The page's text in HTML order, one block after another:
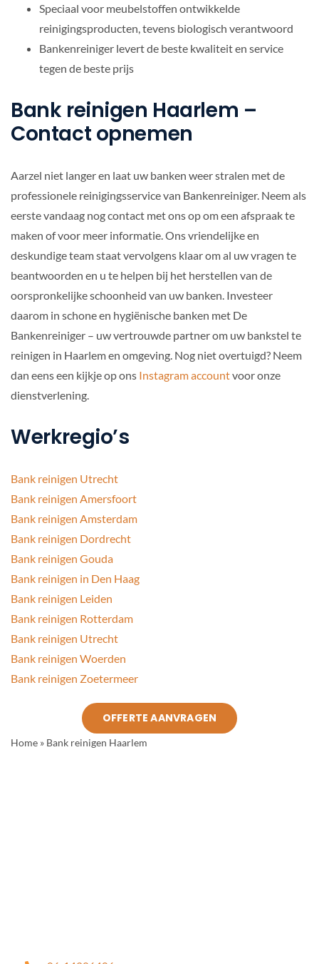
Speciaal voor meubelstoffen ontwikkelde
reinigingsproducten, tevens biologisch verantwoord
Bankenreiniger levert de beste kwaliteit en service
tegen de beste prijs
Bank reinigen Haarlem –
Contact opnemen
Aarzel niet langer en laat uw banken weer stralen met de
professionele reinigingsservice van Bankenreiniger. Neem als
eerste vandaag nog contact met ons op om een afspraak te
maken of voor meer informatie. Ons vriendelijke en
deskundige team staat vervolgens klaar om al uw vragen te
beantwoorden en u te helpen bij het herstellen van de
oorspronkelijke schoonheid van uw banken. Investeer
daarom in schone en hygiënische banken met De
Bankenreiniger – uw vertrouwde partner om uw bankstel te
reinigen in Haarlem en omgeving. Nog niet overtuigd? Neem
dan eens een kijkje op ons Instagram accountvoor onze
dienstverlening.
Werkregio’s
Bank reinigen Utrecht
Bank reinigen Amersfoort
Bank reinigen Amsterdam
Bank reinigen Dordrecht
Bank reinigen Gouda
Bank reinigen in Den Haag
Bank reinigen Leiden
Bank reinigen Rotterdam
Bank reinigen Utrecht
Bank reinigen Woerden
Bank reinigen Zoetermeer
OFFERTE AANVRAGEN
Home » Bank reinigen Haarlem